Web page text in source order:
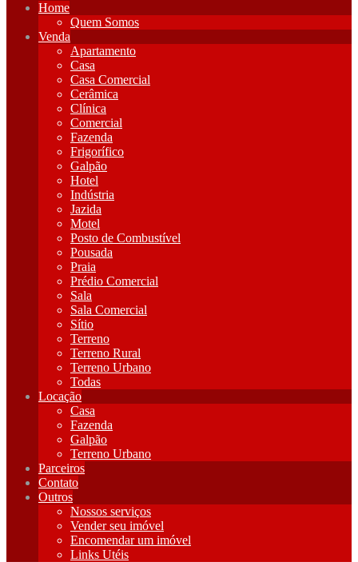
Home
Quem Somos
Venda
Apartamento
Casa
Casa Comercial
Cerâmica
Clínica
Comercial
Fazenda
Frigorífico
Galpão
Hotel
Indústria
Jazida
Motel
Posto de Combustível
Pousada
Praia
Prédio Comercial
Sala
Sala Comercial
Sítio
Terreno
Terreno Rural
Terreno Urbano
Todas
Locação
Casa
Fazenda
Galpão
Terreno Urbano
Parceiros
Contato
Outros
Nossos serviços
Vender seu imóvel
Encomendar um imóvel
Links Utéis